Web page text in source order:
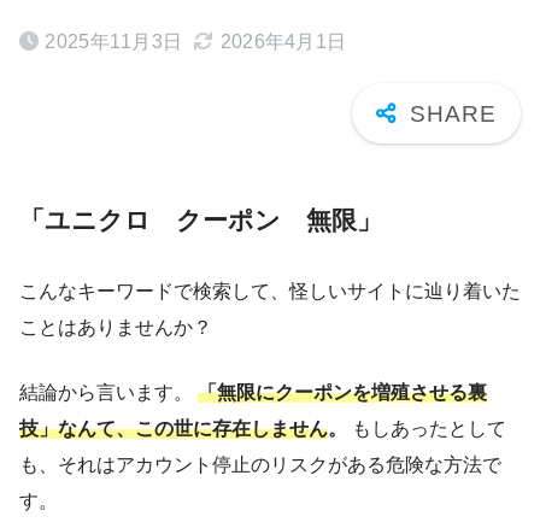
2025年11月3日 2026年4月1日
「ユニクロ クーポン 無限」
こんなキーワードで検索して、怪しいサイトに辿り着いた
ことはありませんか？
結論から言います。 「無限にクーポンを増殖させる裏
技」なんて、この世に存在しません。
もしあったとして
も、それはアカウント停止のリスクがある危険な方法で
す。